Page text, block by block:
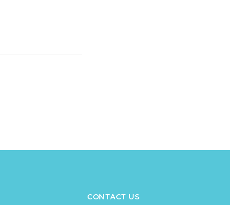
CONTACT US